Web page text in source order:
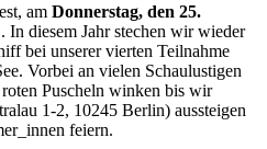
am Donnerstag, den 25.
In diesem Jahr stechen wir wieder
bei unserer vierten Teilnahme
Vorbei an vielen Schaulustigen
Puscheln winken bis wir
1-2, 10245 Berlin) aussteigen
feiern.